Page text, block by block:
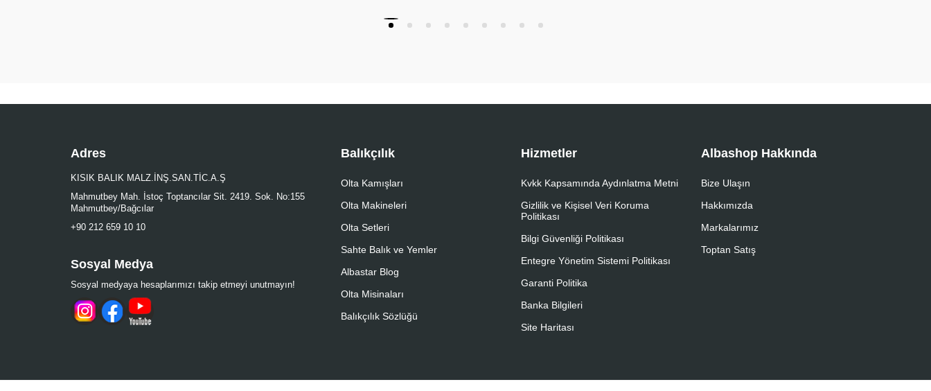
Adres
KISIK BALIK MALZ.İNŞ.SAN.TİC.A.Ş
Mahmutbey Mah. İstoç Toptancılar Sit. 2419. Sok. No:155
Mahmutbey/Bağcılar
+90 212 659 10 10
Sosyal Medya
Sosyal medyaya hesaplarımızı takip etmeyi unutmayın!
Balıkçılık
Olta Kamışları
Olta Makineleri
Olta Setleri
Sahte Balık ve Yemler
Albastar Blog
Olta Misinaları
Balıkçılık Sözlüğü
Hizmetler
Kvkk Kapsamında Aydınlatma Metni
Gizlilik ve Kişisel Veri Koruma
Politikası
Bilgi Güvenliği Politikası
Entegre Yönetim Sistemi Politikası
Garanti Politika
Banka Bilgileri
Site Haritası
Albashop Hakkında
Bize Ulaşın
Hakkımızda
Markalarımız
Toptan Satış